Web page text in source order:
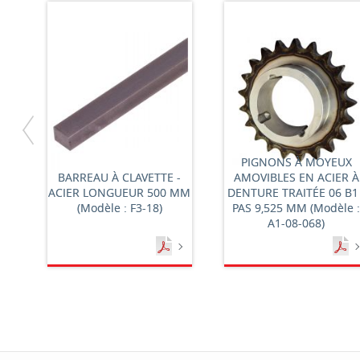
BARREAU À CLAVETTE -
ACIER LONGUEUR 500 MM
(Modèle : F3-18)
PIGNONS À MOYEUX
AMOVIBLES EN ACIER À
DENTURE TRAITÉE 06
PAS 9,525 MM (Modèle :
A1-08-068)